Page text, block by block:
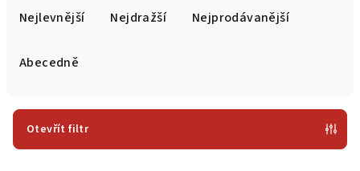
r
Nejlevnější Nejdražší Nejprodávanější
Abecedně
Otevřít filtr